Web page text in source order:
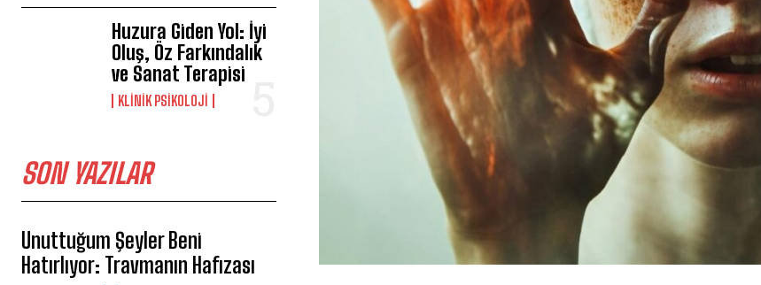
Huzura Giden Yol: İyi
Oluş, Öz Farkındalık
ve Sanat Terapisi
KLINIK PSIKOLOJI
SON YAZILAR
Unuttuğum Şeyler Beni
Hatırlıyor: Travmanın Hafızası